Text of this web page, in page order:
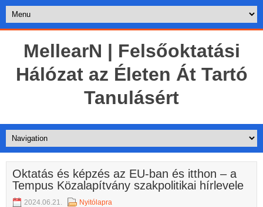
MellearN | Felsőoktatási
Hálózat az Életen Át Tartó
Tanulásért
Oktatás és képzés az EU-ban és itthon – a
Tempus Közalapítvány szakpolitikai hírlevele
2024.06.21. Nyitólapra